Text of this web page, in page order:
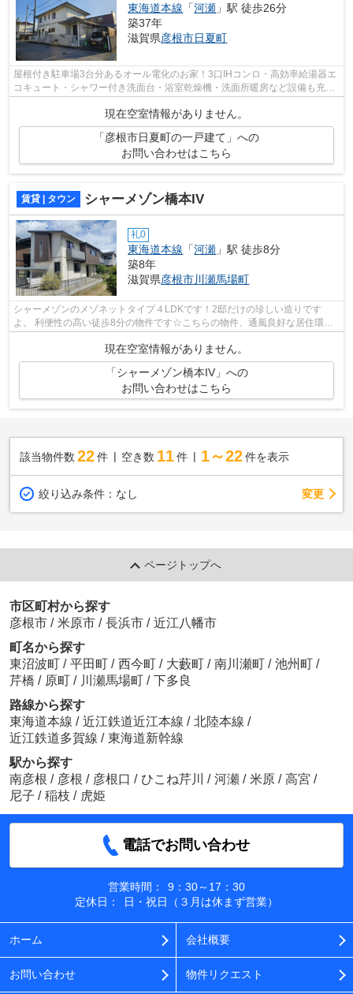
東海道本線 「河瀬 」駅 徒歩26分
築37年
滋賀県彦根市日夏町
屋根付き駐車場3台分あるオール電化のお家！3口IHコンロ・高効率給湯器エ
コキュート・シャワー付き洗面台・浴室乾燥機・洗面所暖房など設備も充実
現在空室情報がありません。
「彦根市日夏町の一戸建て」への
お問い合わせはこちら
賃貸 | タウン シャーメゾン橋本IV
礼0
東海道本線 「河瀬 」駅 徒歩8分
築8年
滋賀県彦根市川瀬馬場町
シャーメゾンのメゾネットタイプ４LDKです！2邸だけの珍しい造りです
よ。 利便性の高い徒歩8分の物件です☆こちらの物件、通風良好な居住環境
現在空室情報がありません。
「シャーメゾン橋本IV」への
お問い合わせはこちら
該当物件数 22件 空き数 11 件 1～22 件を表示
絞り込み条件： なし 変更
ページトップへ
市区町村から探す
彦根市 / 米原市 / 長浜市 / 近江八幡市
町名から探す
東沼波町 / 平田町 / 西今町 / 大藪町 / 南川瀬町 / 池州町 /
芹橋 / 原町 / 川瀬馬場町 / 下多良
路線から探す
東海道本線 / 近江鉄道近江本線 / 北陸本線 /
近江鉄道多賀線 / 東海道新幹線
駅から探す
南彦根 / 彦根 / 彦根口 / ひこね芹川 / 河瀬 / 米原 / 高宮 /
尼子 / 稲枝 / 虎姫
電話でお問い合わせ
営業時間：
9：30～17：30
定休日：
日・祝日（３月は休まず営業）
ホーム 会社概要
お問い合わせ 物件リクエスト